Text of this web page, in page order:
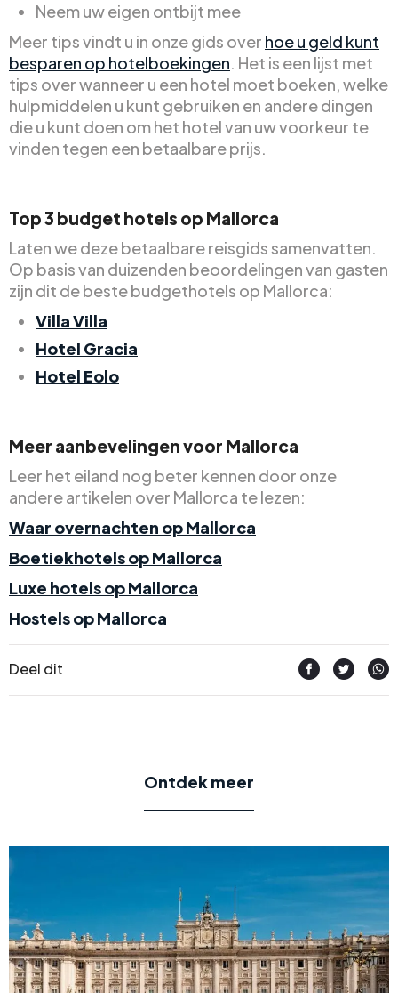
Neem uw eigen ontbijt mee
Meer tips vindt u in onze gids over hoe u geld kunt
besparen op hotelboekingen. Het is een lijst met
tips over wanneer u een hotel moet boeken, welke
hulpmiddelen u kunt gebruiken en andere dingen
die u kunt doen om het hotel van uw voorkeur te
vinden tegen een betaalbare prijs.
Top 3 budget hotels op Mallorca
Laten we deze betaalbare reisgids samenvatten.
Op basis van duizenden beoordelingen van gasten
zijn dit de beste budgethotels op Mallorca:
Villa Villa
Hotel Gracia
Hotel Eolo
Meer aanbevelingen voor Mallorca
Leer het eiland nog beter kennen door onze
andere artikelen over Mallorca te lezen:
Waar overnachten op Mallorca
Boetiekhotels op Mallorca
Luxe hotels op Mallorca
Hostels op Mallorca
Deel dit
Ontdek meer